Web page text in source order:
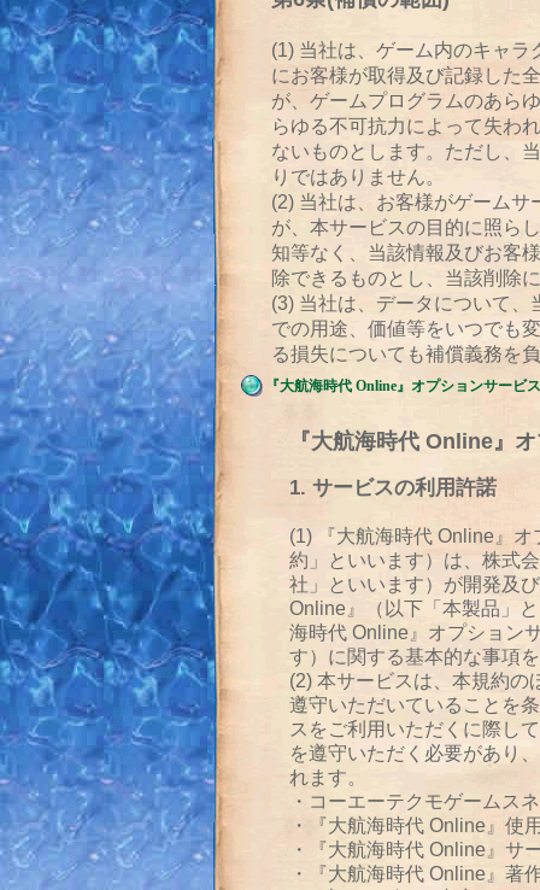
『大航海時代 Online』オプションサービ